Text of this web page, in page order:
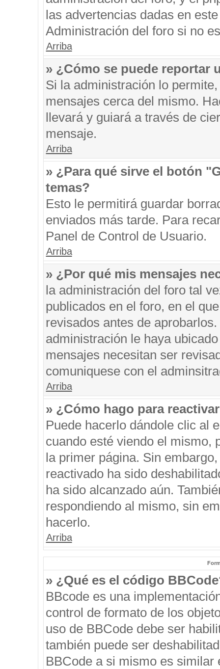
las advertencias dadas en
Administración del foro si no
Arriba
» ¿Cómo se puede reportar
Si la administración lo
mensajes cerca del mismo.
llevará y guiará a través de
mensaje.
Arriba
» ¿Para qué sirve el botón
temas?
Esto le permitirá guardar
enviados más tarde. Para
Panel de Control de Usuario.
Arriba
» ¿Por qué mis mensajes
la administración del foro tal
publicados en el foro, en el
revisados antes de
administración le haya
mensajes necesitan ser
comuniquese con el
Arriba
» ¿Cómo hago para
Puede hacerlo dándole clic al
cuando esté viendo el mismo,
la primer página. Sin
reactivado ha sido
ha sido alcanzado aún.
respondiendo al mismo, sin
hacerlo.
Arriba
» ¿Qué es el código
BBcode es una
control de formato de los
uso de BBCode debe ser
también puede ser
BBCode a si mismo es